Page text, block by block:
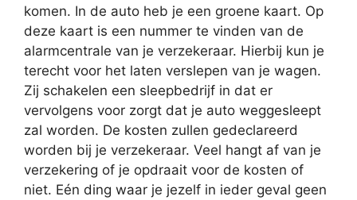
komen. In de auto heb je een groene kaart. Op
deze kaart is een nummer te vinden van de
alarmcentrale van je verzekeraar. Hierbij kun je
terecht voor het laten verslepen van je wagen.
Zij schakelen een sleepbedrijf in dat er
vervolgens voor zorgt dat je auto weggesleept
zal worden. De kosten zullen gedeclareerd
worden bij je verzekeraar. Veel hangt af van je
verzekering of je opdraait voor de kosten of
niet. Eén ding waar je jezelf in ieder geval geen